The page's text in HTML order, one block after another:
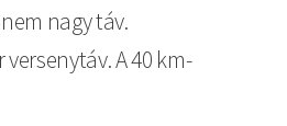
nagy táv.
A 40 km-